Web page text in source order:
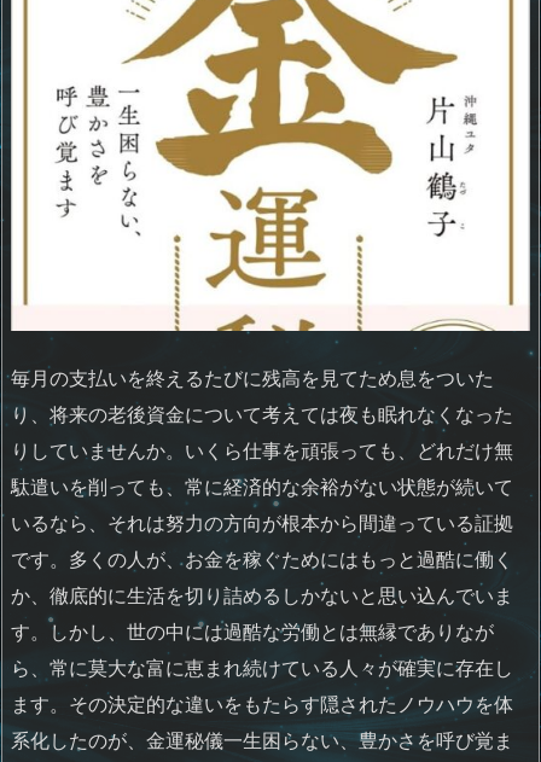
d p.
io
毎月の支払いを終えるたびに残高を見てため息をついた
り、将来の老後資金について考えては夜も眠れなくなった
りしていませんか。いくら仕事を頑張っても、どれだけ無
駄遣いを削っても、常に経済的な余裕がない状態が続いて
いるなら、それは努力の方向が根本から間違っている証拠
です。多くの人が、お金を稼ぐためにはもっと過酷に働く
か、徹底的に生活を切り詰めるしかないと思い込んでいま
す。しかし、世の中には過酷な労働とは無縁でありなが
ら、常に莫大な富に恵まれ続けている人々が確実に存在し
ます。その決定的な違いをもたらす隠されたノウハウを体
系化したのが、金運秘儀一生困らない、豊かさを呼び覚ま